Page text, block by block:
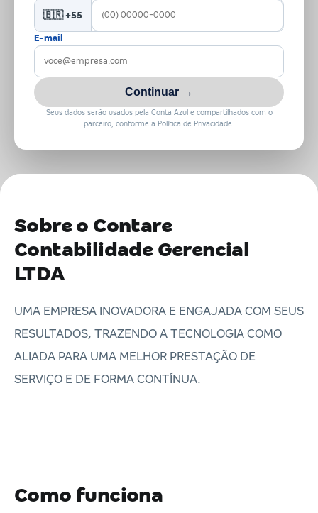
🇧🇷 +55
E-mail
Continuar →
Seus dados serão usados pela Conta Azul e compartilhados com o
parceiro, conforme a Política de Privacidade.
Sobre o Contare
Contabilidade Gerencial
LTDA
UMA EMPRESA INOVADORA E ENGAJADA COM SEUS
RESULTADOS, TRAZENDO A TECNOLOGIA COMO
ALIADA PARA UMA MELHOR PRESTAÇÃO DE
SERVIÇO E DE FORMA CONTÍNUA.
Como funciona